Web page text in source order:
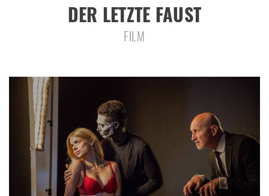
DER LETZTE FAUST
FILM